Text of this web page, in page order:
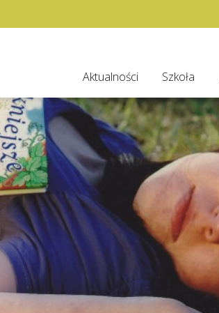
Aktualności Szkoła